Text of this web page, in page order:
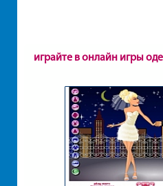
играйте в онлайн игры